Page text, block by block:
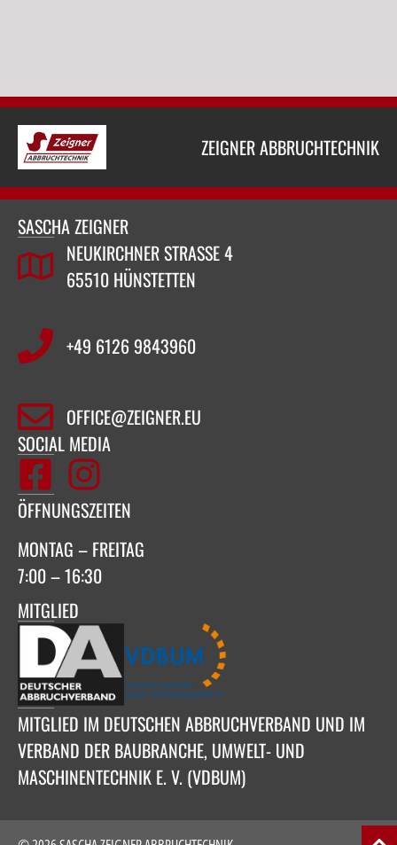
ZEIGNER ABBRUCHTECHNIK
SASCHA ZEIGNER
NEUKIRCHNER STRASSE 4
65510 HÜNSTETTEN
+49 6126 9843960‬
OFFICE@ZEIGNER.EU
SOCIAL MEDIA
ÖFFNUNGSZEITEN
MONTAG – FREITAG
7:00 – 16:30
MITGLIED
MITGLIED IM DEUTSCHEN ABBRUCHVERBAND UND IM
VERBAND DER BAUBRANCHE, UMWELT- UND
MASCHINENTECHNIK E. V. (VDBUM)